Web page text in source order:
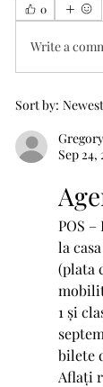
0
Write a
Sort by: Newest
Sep 24,
POS
la
(plata
1 și
bilete
Aflați